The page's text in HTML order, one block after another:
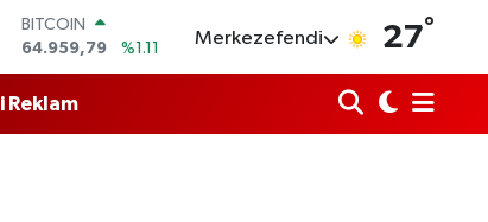
DOLAR
47,7436
%0.18
EURO
55,2510
Merkezefendi 27°
Reklam